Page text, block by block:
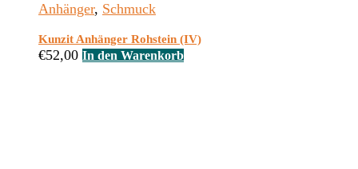
Anhänger, Schmuck
Kunzit Anhänger Rohstein (IV)
€52,00 In den Warenkorb